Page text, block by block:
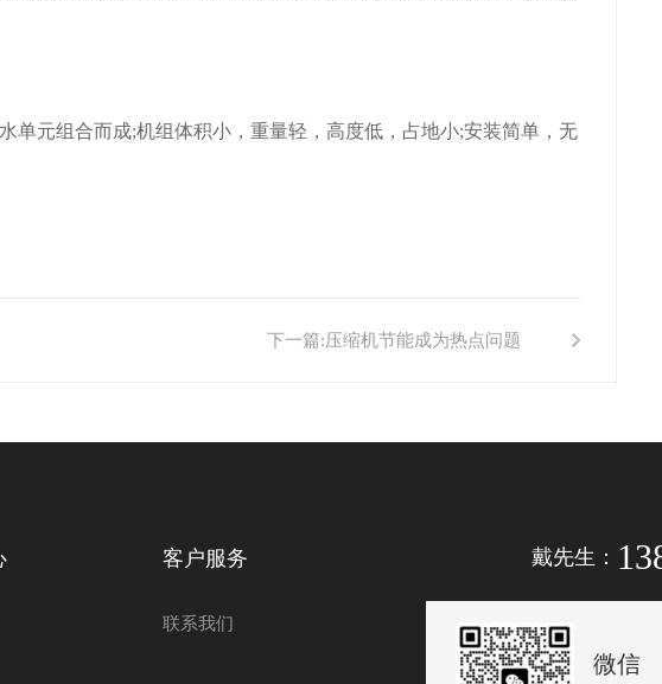
元组合而成;机组体积小，重量轻，高度低，占地小;安装简单，无
下一篇:压缩机节能成为热点问题
客户服务
联系我们
戴先生：
微信